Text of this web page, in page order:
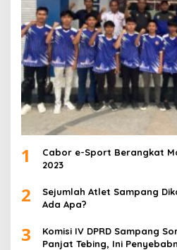
1
Cabor e-Sport Berangkat
2023
2
Sejumlah Atlet Sampang
Ada Apa?
3
Komisi IV DPRD Sampang
Panjat Tebing, Ini